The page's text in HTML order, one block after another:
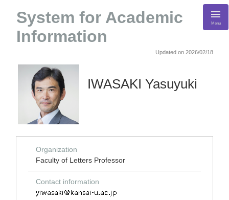
System for Academic
Information
Menu
Updated on 2026/02/18
IWASAKI Yasuyuki
Organization
Faculty of Letters Professor
Contact information